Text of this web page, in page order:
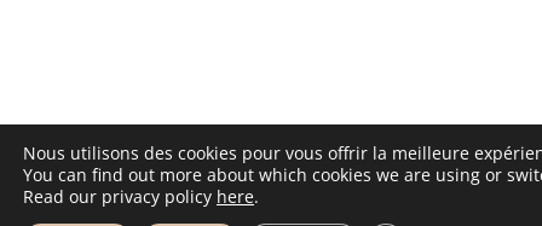
Nous utilisons des cookies pour vous offrir la meilleure
You can find out more about which cookies we are using or
Read our privacy policy here.